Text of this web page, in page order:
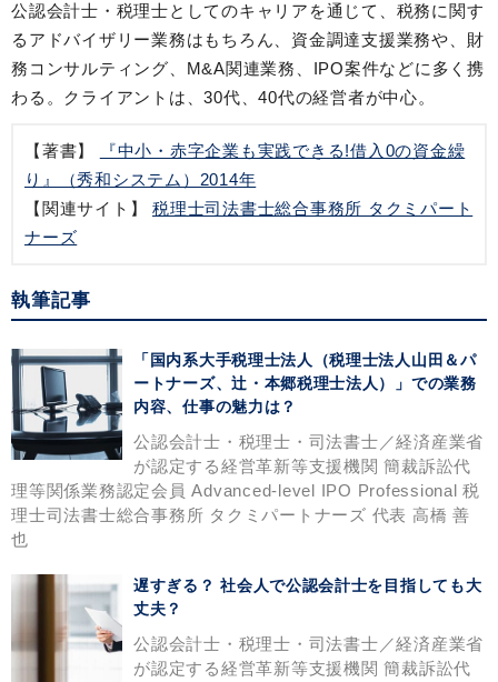
公認会計士・税理士としてのキャリアを通じて、税務に関す
るアドバイザリー業務はもちろん、資金調達支援業務や、財
務コンサルティング、M&A関連業務、IPO案件などに多く携
わる。クライアントは、30代、40代の経営者が中心。
【著書】
『中小・赤字企業も実践できる!借入0の資金繰
り』（秀和システム）2014年
【関連サイト】 税理士司法書士総合事務所 タクミパート
ナーズ
執筆記事
「国内系大手税理士法人（税理士法人山田＆パ
ートナーズ、辻・本郷税理士法人）」での業務
内容、仕事の魅力は？
公認会計士・税理士・司法書士／経済産業省
が認定する経営革新等支援機関 簡裁訴訟代
理等関係業務認定会員 Advanced-level IPO Professional 税
理士司法書士総合事務所 タクミパートナーズ 代表 高橋 善
也
遅すぎる？ 社会人で公認会計士を目指しても大
丈夫？
公認会計士・税理士・司法書士／経済産業省
が認定する経営革新等支援機関 簡裁訴訟代